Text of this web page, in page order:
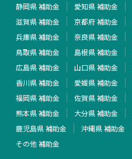
静岡県 補助金
愛知県 補助金
滋賀県 補助金
京都府 補助金
兵庫県 補助金
奈良県 補助金
鳥取県 補助金
島根県 補助金
広島県 補助金
山口県 補助金
香川県 補助金
愛媛県 補助金
福岡県 補助金
佐賀県 補助金
熊本県 補助金
大分県 補助金
鹿児島県 補助金
沖縄県 補助金
その他 補助金